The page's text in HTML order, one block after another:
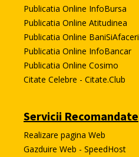
Publicatia Online InfoBursa
Publicatia Online Atitudinea
Publicatia Online BaniSiAfaceri
Publicatia Online InfoBancar
Publicatia Online Cosimo
Citate Celebre - Citate.Club
Servicii Recomandate
Realizare pagina Web
Gazduire Web - SpeedHost